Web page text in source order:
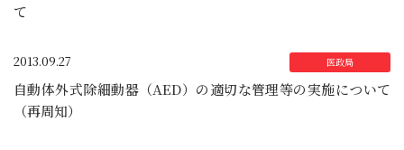
て
2013.09.27
自動体外式除細動器（AED）の適切な管理等の実施について
（再周知）